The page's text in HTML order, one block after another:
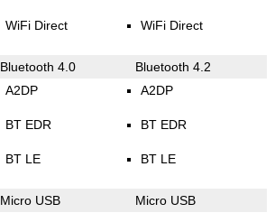
WiFi Direct WiFi Direct
Bluetooth 4.0 Bluetooth 4.2
A2DP
BT EDR
BT LE
A2DP
BT EDR
BT LE
Micro USB Micro USB